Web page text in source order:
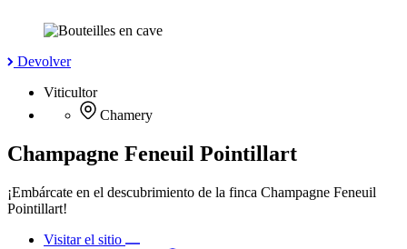
Devolver
Viticultor
Chamery
Champagne Feneuil Pointillart
¡Embárcate en el descubrimiento de la finca Champagne Feneuil
Pointillart!
Visitar el sitio